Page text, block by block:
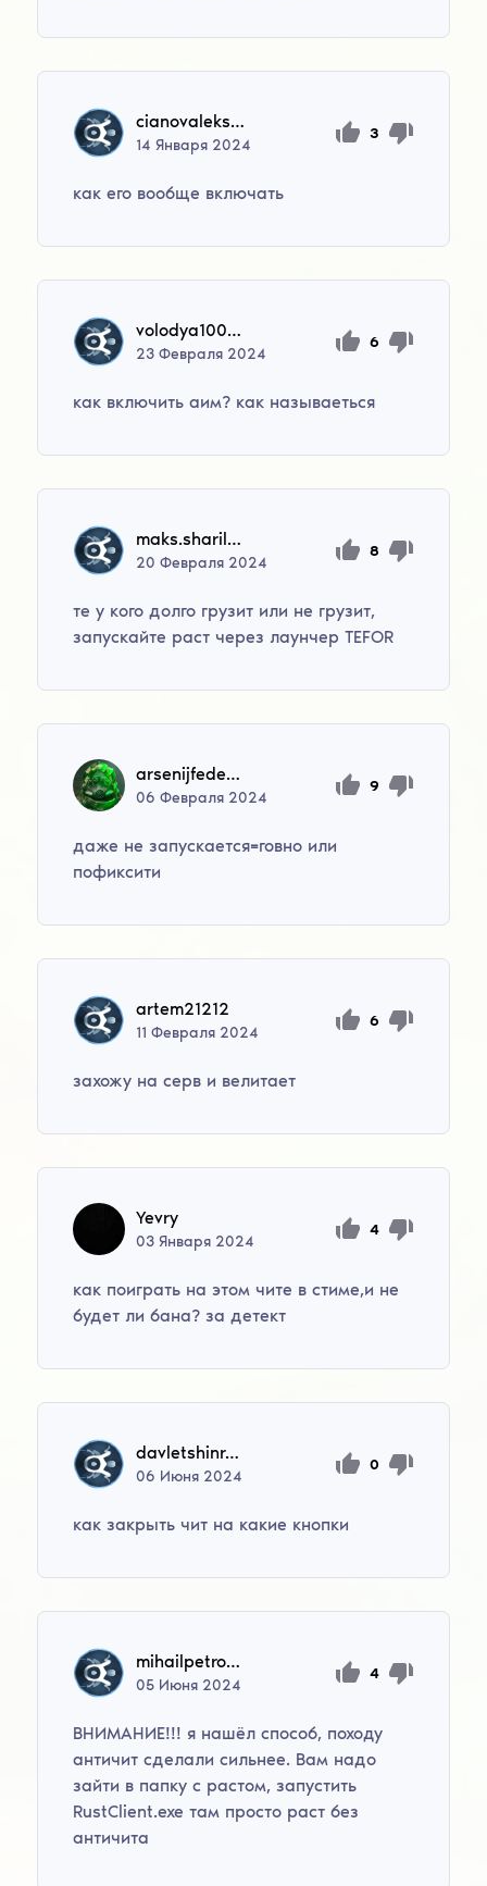
cianovaleksej763
14Января 2024
3
как его вообще включать
volodya100009
23Февраля 2024
6
как включить аим? как называеться
maks.sharilov
20Февраля 2024
8
те у кого долго грузит или не грузит,
запускайте раст через лаунчер TEFOR
arsenijfedencenko
06Февраля 2024
9
даже не запускается=говно или
пофиксити
artem21212
11Февраля 2024
6
захожу на серв и велитает
Yevry
03Января 2024
4
как поиграть на этом чите в стиме,и не
будет ли бана? за детект
davletshinradmir20092012
06 Июня 2024
0
как закрыть чит на какие кнопки
mihailpetrov217
05 Июня 2024
4
ВНИМАНИЕ!!! я нашёл способ, походу
античит сделали сильнее. Вам надо
зайти в папку с растом, запустить
RustClient.exe там просто раст без
античита